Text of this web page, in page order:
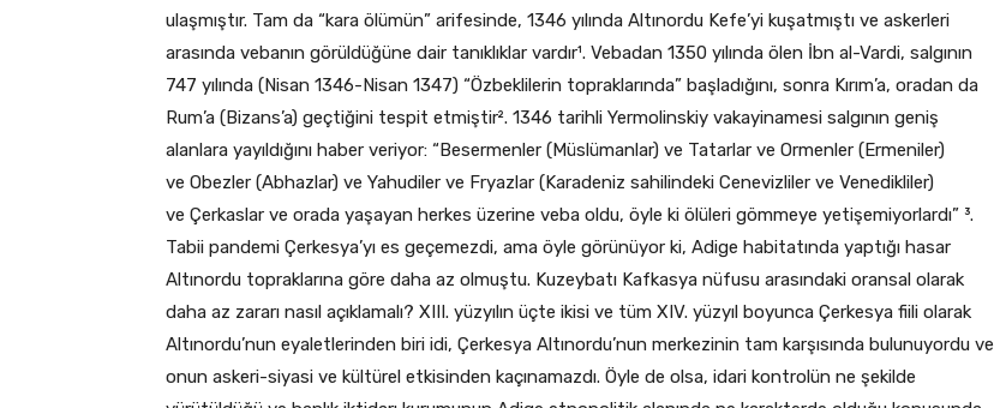
ulaşmıştır. Tam da “kara ölümün” arifesinde, 1346 yılında Altınordu Kefe’yi kuşatmıştı ve askerleri
arasında vebanın görüldüğüne dair tanıklıklar vardır¹. Vebadan 1350 yılında ölen İbn al-Vardi, salgının
747 yılında (Nisan 1346-Nisan 1347) “Özbeklilerin topraklarında” başladığını, sonra Kırım’a, oradan da
Rum’a (Bizans’a) geçtiğini tespit etmiştir². 1346 tarihli Yermolinskiy vakayinamesi salgının geniş
alanlara yayıldığını haber veriyor: “Besermenler (Müslümanlar) ve Tatarlar ve Ormenler (Ermeniler)
ve Obezler (Abhazlar) ve Yahudiler ve Fryazlar (Karadeniz sahilindeki Cenevizliler ve Venedikliler)
ve Çerkaslar ve orada yaşayan herkes üzerine veba oldu, öyle ki ölüleri gömmeye yetişemiyorlardı” ³.
Tabii pandemi Çerkesya’yı es geçemezdi, ama öyle görünüyor ki, Adige habitatında yaptığı hasar
Altınordu topraklarına göre daha az olmuştu. Kuzeybatı Kafkasya nüfusu arasındaki oransal olarak
daha az zararı nasıl açıklamalı? XIII. yüzyılın üçte ikisi ve tüm XIV. yüzyıl boyunca Çerkesya fiili olarak
Altınordu’nun eyaletlerinden biri idi, Çerkesya Altınordu’nun merkezinin tam karşısında bulunuyordu ve
onun askeri-siyasi ve kültürel etkisinden kaçınamazdı. Öyle de olsa, idari kontrolün ne şekilde